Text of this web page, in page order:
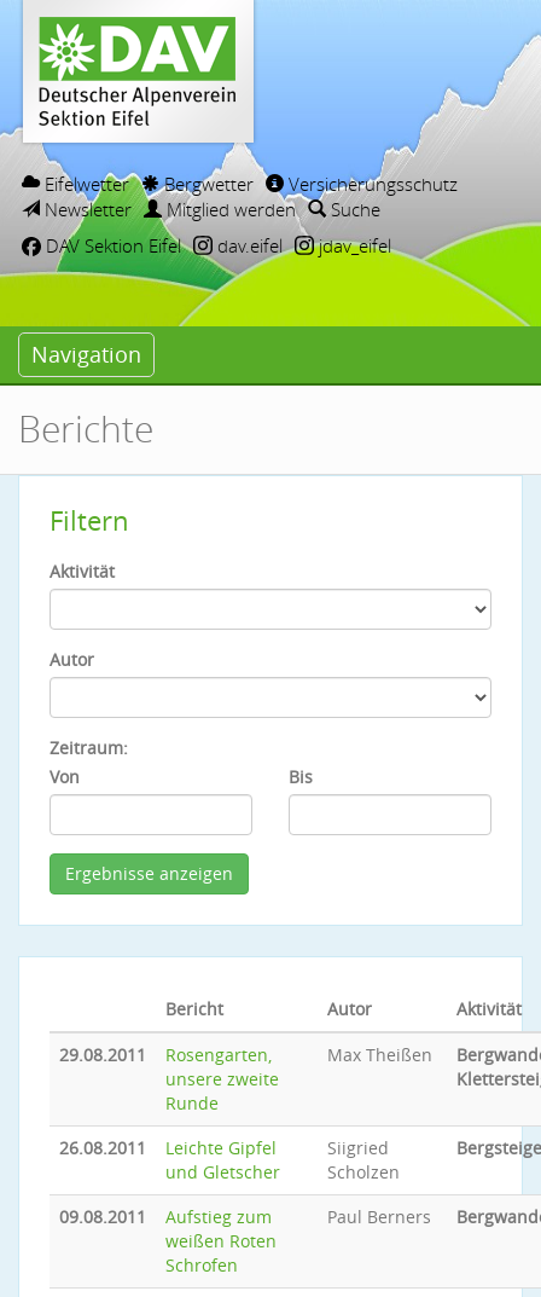
Eifelwetter Bergwetter
Versicherungsschutz
Newsletter
Mitglied werden
Suche
DAV Sektion Eifel
dav.eifel jdav_eifel
Navigation
Berichte
Filtern
Aktivität
Autor
Zeitraum:
Von
Bis
Bericht Autor
Aktivität
29.08.2011
Rosengarten,
unsere zweite
Runde
Max Theißen
26.08.2011
Leichte Gipfel
und Gletscher
Siigried
Scholzen
09.08.2011
Aufstieg zum
weißen Roten
Schrofen
Paul Berners